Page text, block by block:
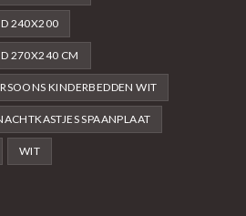
240X200
270X240 CM
KINDERBEDDEN WIT
SPAANPLAAT
WIT